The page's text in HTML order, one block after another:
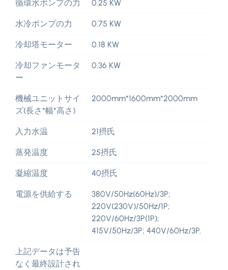
循環水ポンプの力 0.25 KW
水冷ポンプの力 0.75 KW
冷却塔モーター 0.18 KW
冷却ファンモータ
ー
0.36 KW
機械ユニットサイ
ズ(長さ*幅*高さ)
2000mm*1600mm*2000mm
入力水温 21摂氏
蒸発温度 25摂氏
凝縮温度 40摂氏
電源を供給する
380V/50Hz(60Hz)/3P;
220V(230V)/50Hz/1P;
220V/60Hz/3P(1P);
415V/50Hz/3P; 440V/60Hz/3P.
上記データは予告
なく最終設計され